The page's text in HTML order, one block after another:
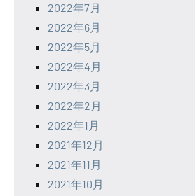
2022年7月
2022年6月
2022年5月
2022年4月
2022年3月
2022年2月
2022年1月
2021年12月
2021年11月
2021年10月